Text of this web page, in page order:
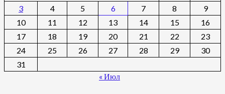
3
4 5 6 7 8
9
10
11 12 13 14 15
16
17
18 19 20 21 22
23
24
25 26 27 28 29
30
31
« Июл